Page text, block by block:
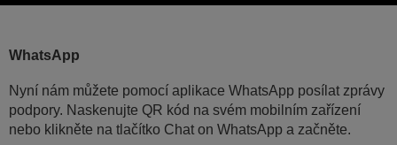
WhatsApp
Nyní nám můžete pomocí aplikace WhatsApp posílat zprávy
podpory. Naskenujte QR kód na svém mobilním zařízení
nebo klikněte na tlačítko Chat on WhatsApp a začněte.